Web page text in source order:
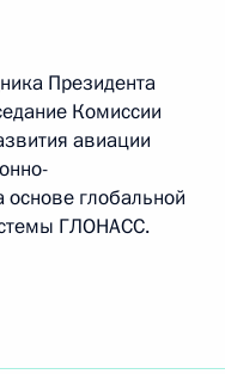
Президента
Комиссии
авиации
глобальной
ГЛОНАСС.